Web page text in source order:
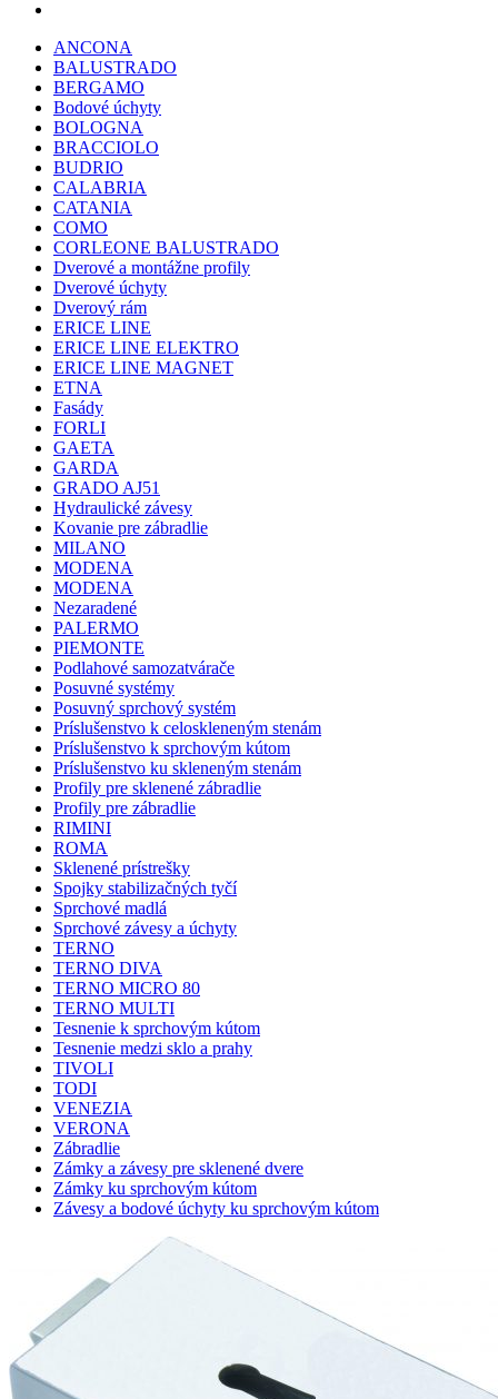
ANCONA
BALUSTRADO
BERGAMO
Bodové úchyty
BOLOGNA
BRACCIOLO
BUDRIO
CALABRIA
CATANIA
COMO
CORLEONE BALUSTRADO
Dverové a montážne profily
Dverové úchyty
Dverový rám
ERICE LINE
ERICE LINE ELEKTRO
ERICE LINE MAGNET
ETNA
Fasády
FORLI
GAETA
GARDA
GRADO AJ51
Hydraulické závesy
Kovanie pre zábradlie
MILANO
MODENA
MODENA
Nezaradené
PALERMO
PIEMONTE
Podlahové samozatvárače
Posuvné systémy
Posuvný sprchový systém
Príslušenstvo k celoskleneným stenám
Príslušenstvo k sprchovým kútom
Príslušenstvo ku skleneným stenám
Profily pre sklenené zábradlie
Profily pre zábradlie
RIMINI
ROMA
Sklenené prístrešky
Spojky stabilizačných tyčí
Sprchové madlá
Sprchové závesy a úchyty
TERNO
TERNO DIVA
TERNO MICRO 80
TERNO MULTI
Tesnenie k sprchovým kútom
Tesnenie medzi sklo a prahy
TIVOLI
TODI
VENEZIA
VERONA
Zábradlie
Zámky a závesy pre sklenené dvere
Zámky ku sprchovým kútom
Závesy a bodové úchyty ku sprchovým kútom